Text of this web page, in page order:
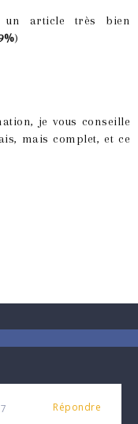
un article très bien
)
je vous conseille
mais complet, et ce
Répondre